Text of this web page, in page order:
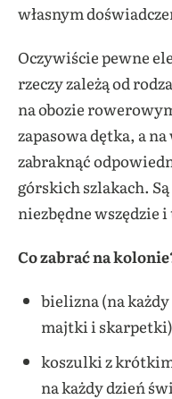
własnym
Oczywiście pewne
rzeczy zależą od
na obozie
zapasowa dętka, a
zabraknąć
górskich szlakach.
niezbędne wszędzie
Co zabrać na
bielizna (na
majtki i skarpetki)
koszulki z
na każdy dzień